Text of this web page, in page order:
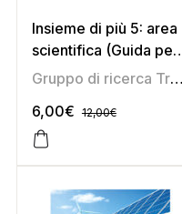
Insieme di più 5: area
scientifica (Guida per
l’insegnante)
Gruppo di ricerca Tredieci
6,00€ 12,00€